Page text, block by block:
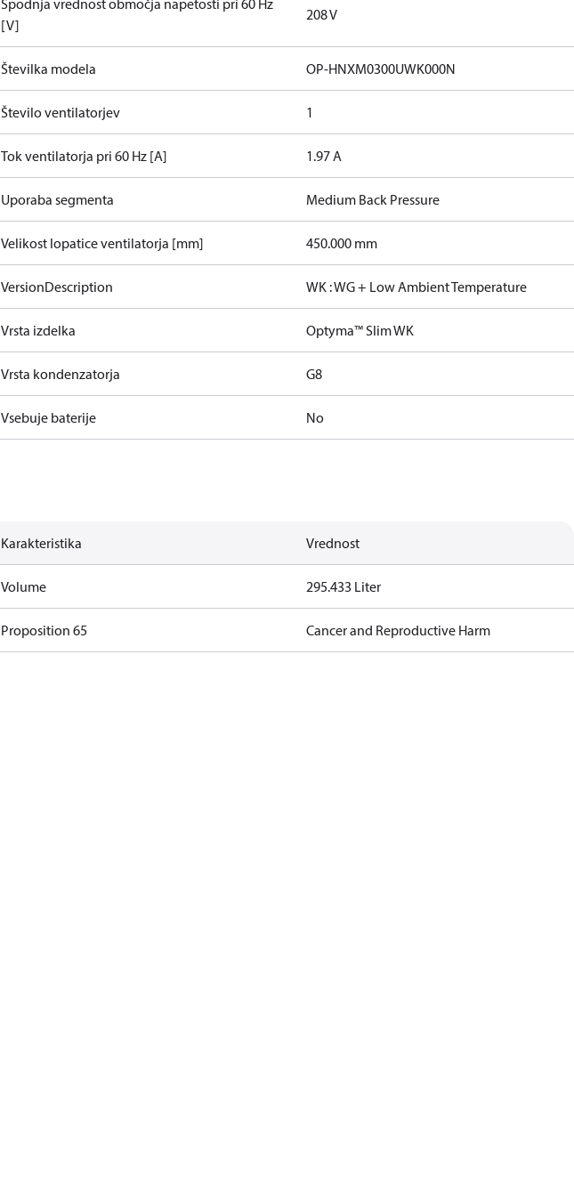
Spodnja vrednost območja napetosti pri 60 Hz
[V]
208 V
Številka modela OP-HNXM0300UWK000N
Število ventilatorjev 1
Tok ventilatorja pri 60 Hz [A] 1.97 A
Uporaba segmenta Medium Back Pressure
Velikost lopatice ventilatorja [mm] 450.000 mm
VersionDescription WK : WG + Low Ambient Temperature
Vrsta izdelka Optyma™ Slim WK
Vrsta kondenzatorja G8
Vsebuje baterije No
Karakteristika Vrednost
Volume 295.433 Liter
Proposition 65 Cancer and Reproductive Harm